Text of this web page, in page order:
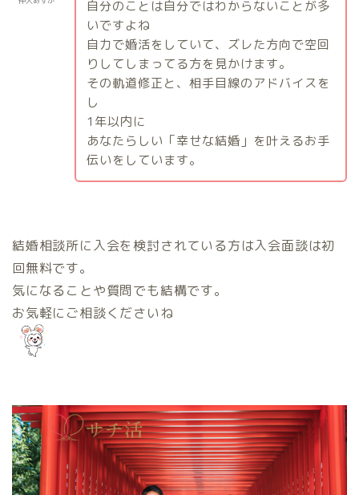
自分のことは自分ではわからないことが多
いですよね
自力で婚活をしていて、ズレた方向で空回
りしてしまってる方を見かけます。
その軌道修正と、相手目線のアドバイスを
し
1 年以内に
あなたらしい「幸せな結婚」を叶えるお手
伝いをしています。
結婚相談所に入会を検討されている方は入会面談は初
回無料です。
気になることや質問でも結構です。
お気軽にご相談くださいね